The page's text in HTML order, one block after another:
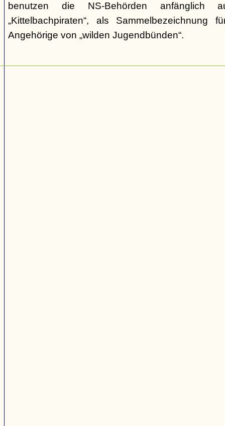
benutzen die NS-Behörden anfänglich
„Kittelbachpiraten“, als Sammelbezeichnung
Angehörige von „wilden Jugendbünden“.